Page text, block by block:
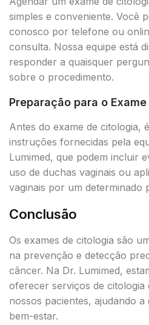
simples e conveniente. Você
conosco por telefone ou
consulta. Nossa equipe está
responder a quaisquer
sobre o procedimento.
Preparação para o Exame
Antes do exame de citologia,
instruções fornecidas pela
Lumimed, que podem incluir
uso de duchas vaginais ou
vaginais por um determinado
Conclusão
Os exames de citologia são
na prevenção e detecção
câncer. Na Dr. Lumimed,
oferecer serviços de citologia
nossos pacientes, ajudando
bem-estar.